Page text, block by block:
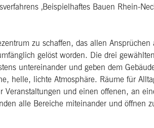
‚Beispielhaftes Bauen Rhein-
zu schaffen, das allen
gelöst worden. Die drei
untereinander und geben dem
helle, lichte Atmosphäre. Räume für
Veranstaltungen und einen offenen, an
alle Bereiche miteinander und öffnen